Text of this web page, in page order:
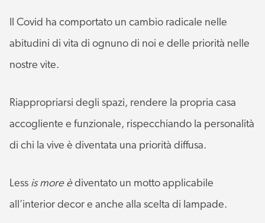
Il Covid ha comportato un cambio radicale nelle
abitudini di vita di ognuno di noi e delle priorità nelle
nostre vite.
Riappropriarsi degli spazi, rendere la propria casa
accogliente e funzionale, rispecchiando la personalità
di chi la vive è diventata una priorità diffusa.
Less is more èdiventato un motto applicabile
all’interior decor e anche alla scelta di lampade.